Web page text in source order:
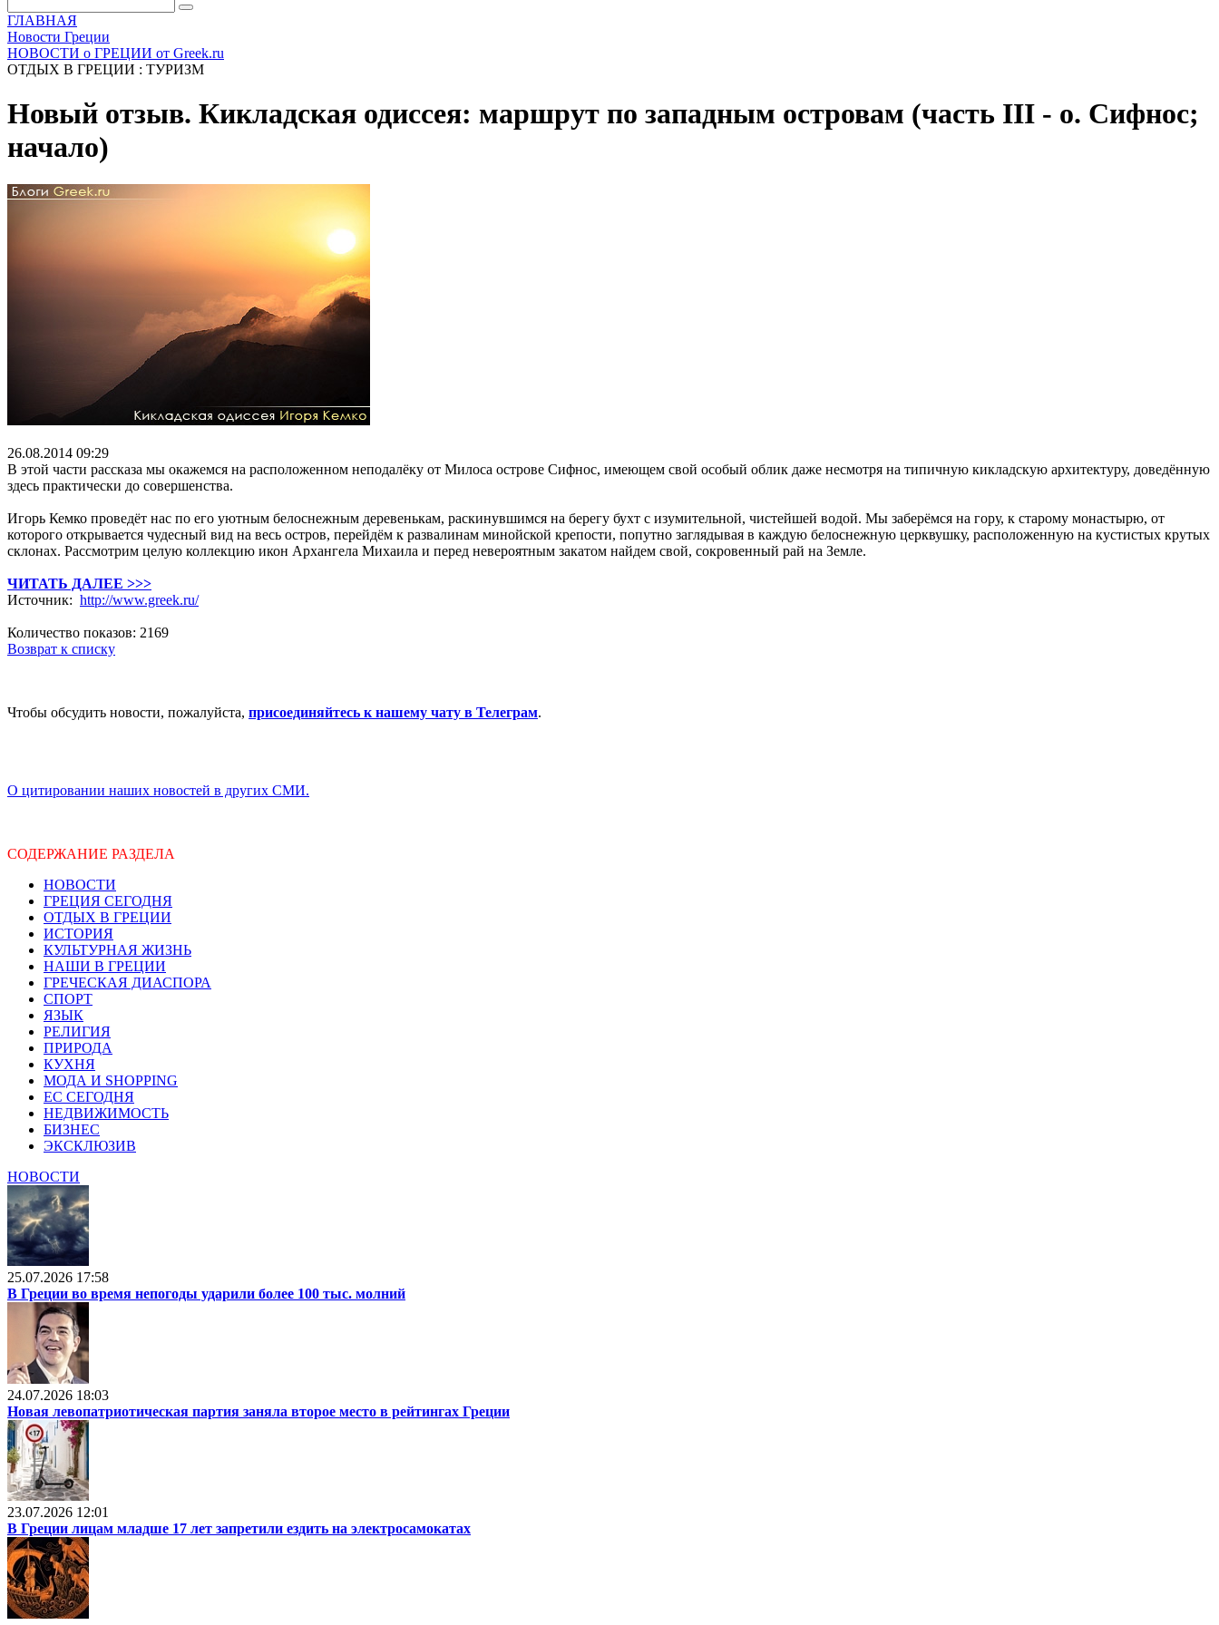
ГЛАВНАЯ
Новости Греции
НОВОСТИ о ГРЕЦИИ от Greek.ru
ОТДЫХ В ГРЕЦИИ : ТУРИЗМ
Новый отзыв. Кикладская одиссея: маршрут по западным островам (часть III - о. Сифнос;
начало)
26.08.2014 09:29
В этой части рассказа мы окажемся на расположенном неподалёку от Милоса острове Сифнос, имеющем свой особый облик даже несмотря на типичную кикладскую архитектуру, доведённую
здесь практически до совершенства.
Игорь Кемко проведёт нас по его уютным белоснежным деревенькам, раскинувшимся на берегу бухт с изумительной, чистейшей водой. Мы заберёмся на гору, к старому монастырю, от
которого открывается чудесный вид на весь остров, перейдём к развалинам минойской крепости, попутно заглядывая в каждую белоснежную церквушку, расположенную на кустистых крутых
склонах. Рассмотрим целую коллекцию икон Архангела Михаила и перед невероятным закатом найдем свой, сокровенный рай на Земле.
ЧИТАТЬ ДАЛЕЕ >>>
Источник: http://www.greek.ru/
Количество показов: 2169
Возврат к списку
Чтобы обсудить новости, пожалуйста, присоединяйтесь к нашему чату в Телеграм.
О цитировании наших новостей в других СМИ.
СОДЕРЖАНИЕ РАЗДЕЛА
НОВОСТИ
ГРЕЦИЯ СЕГОДНЯ
ОТДЫХ В ГРЕЦИИ
ИСТОРИЯ
КУЛЬТУРНАЯ ЖИЗНЬ
НАШИ В ГРЕЦИИ
ГРЕЧЕСКАЯ ДИАСПОРА
СПОРТ
ЯЗЫК
РЕЛИГИЯ
ПРИРОДА
КУХНЯ
МОДА И SHOPPING
ЕС СЕГОДНЯ
НЕДВИЖИМОСТЬ
БИЗНЕС
ЭКСКЛЮЗИВ
НОВОСТИ
25.07.2026 17:58
В Греции во время непогоды ударили более 100 тыс. молний
24.07.2026 18:03
Новая левопатриотическая партия заняла второе место в рейтингах Греции
23.07.2026 12:01
В Греции лицам младше 17 лет запретили ездить на электросамокатах